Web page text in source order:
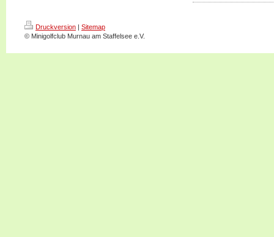
Druckversion | Sitemap
© Minigolfclub Murnau am Staffelsee e.V.